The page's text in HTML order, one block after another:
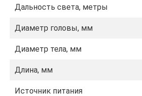
Дальность света, метры
Диаметр головы, мм
Диаметр тела, мм
Длина, мм
Источник питания